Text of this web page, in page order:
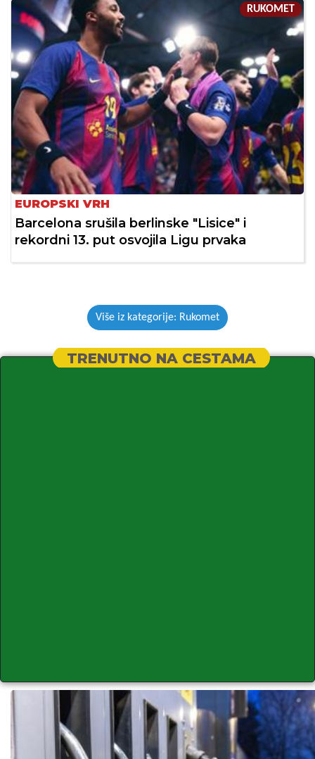
RUKOMET
EUROPSKI VRH
Barcelona srušila berlinske "Lisice" i
rekordni 13. put osvojila Ligu prvaka
Više iz kategorije: Rukomet
TRENUTNO NA CESTAMA